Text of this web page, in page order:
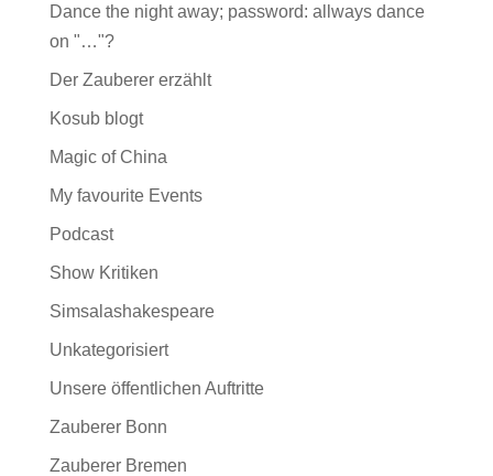
Dance the night away; password: allways dance
on "…"?
Der Zauberer erzählt
Kosub blogt
Magic of China
My favourite Events
Podcast
Show Kritiken
Simsalashakespeare
Unkategorisiert
Unsere öffentlichen Auftritte
Zauberer Bonn
Zauberer Bremen